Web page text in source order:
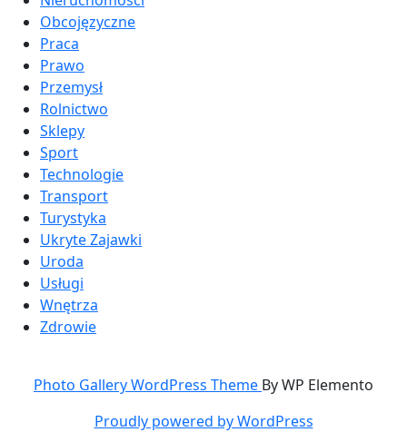
Obcojęzyczne
Praca
Prawo
Przemysł
Rolnictwo
Sklepy
Sport
Technologie
Transport
Turystyka
Ukryte Zajawki
Uroda
Usługi
Wnętrza
Zdrowie
Photo Gallery WordPress Theme By WP Elemento
Proudly powered by WordPress